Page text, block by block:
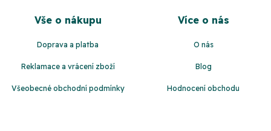
Vše o nákupu
Doprava a platba
Reklamace a vrácení zboží
Všeobecné obchodní podmínky
Více o nás
O nás
Blog
Hodnocení obchodu